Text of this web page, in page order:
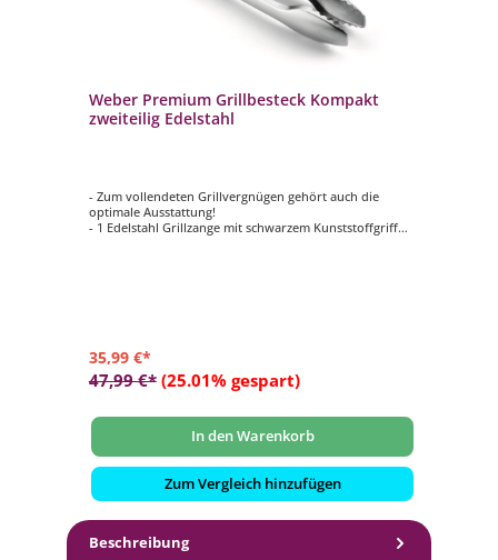
Weber Premium Grillbesteck Kompakt
zweiteilig Edelstahl
- Zum vollendeten Grillvergnügen gehört auch die
optimale Ausstattung!
- 1 Edelstahl Grillzange mit schwarzem Kunststoffgriff
35,99 €*
47,99 €* (25.01% gespart)
In den Warenkorb
Zum Vergleich hinzufügen
Beschreibung